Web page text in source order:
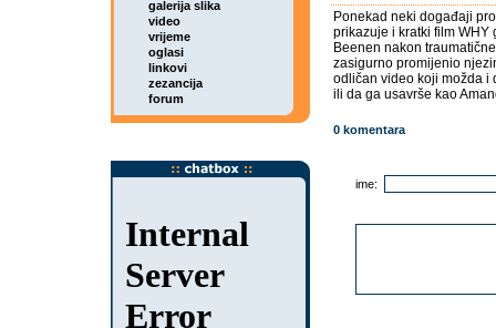
galerija slika
video
vrijeme
oglasi
linkovi
zezancija
forum
Ponekad neki događaji
prikazuje i kratki film WHY
Beenen nakon
zasigurno promijenio
odličan video koji možda i
ili da ga usavrše kao
0 komentara
ime: